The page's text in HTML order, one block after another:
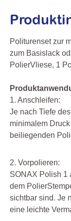
Politurenset zur
zum Basislack
PolierVliese, 1
1. Anschleifen:
Je nach Tiefe
minimalem
beiliegenden
2. Vorpolieren:
SONAX Polish 1
dem
sichtbar sind. Je
eine leichte